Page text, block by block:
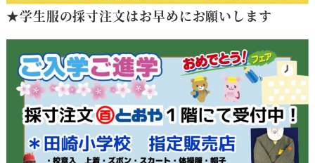
★学生服の採寸注文はお早めにお願いします